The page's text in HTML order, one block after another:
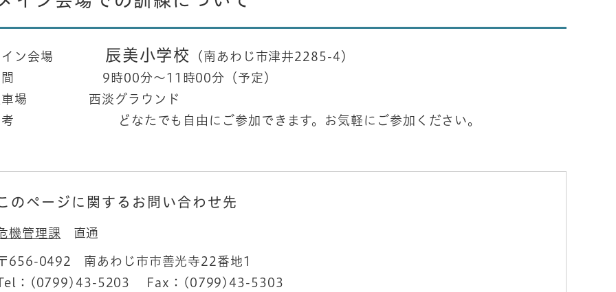
イン会場 辰美小学校
（南あわじ市津井2285-4）
9時00分～11時00分（予定）
場 西淡グラウンド
どなたでも自由にご参加できます。お気軽にご参加ください。
のページに関するお問い合わせ先
機管理課 直通
656-0492
南あわじ市市善光寺22番地1
：(0799)43-5203
Fax：(0799)43-5303